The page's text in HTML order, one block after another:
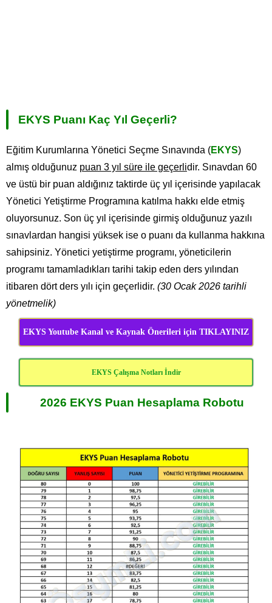
EKYS Puanı Kaç Yıl Geçerli?
Eğitim Kurumlarına Yönetici Seçme Sınavında (EKYS)
almış olduğunuz puan 3 yıl süre ile geçerlidir. Sınavdan 60
ve üstü bir puan aldığınız taktirde üç yıl içerisinde yapılacak
Yönetici Yetiştirme Programına katılma hakkı elde etmiş
oluyorsunuz. Son üç yıl içerisinde girmiş olduğunuz yazılı
sınavlardan hangisi yüksek ise o puanı da kullanma hakkına
sahipsiniz. Yönetici yetiştirme programı, yöneticilerin
programı tamamladıkları tarihi takip eden ders yılından
itibaren dört ders yılı için geçerlidir. (30 Ocak 2026 tarihli
yönetmelik)
EKYS Youtube Kanal ve Kaynak Önerileri için TIKLAYINIZ
EKYS Çalışma Notları İndir
2026 EKYS Puan Hesaplama Robotu